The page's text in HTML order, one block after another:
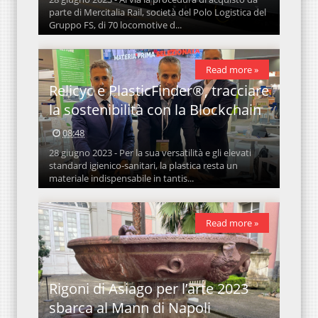
parte di Mercitalia Rail, società del Polo Logistica del
Gruppo FS, di 70 locomotive d...
Relicyc e PlasticFinder®, tracciare
la sostenibilità con la Blockchain
08:48
28 giugno 2023 - Per la sua versatilità e gli elevati
standard igienico-sanitari, la plastica resta un
materiale indispensabile in tantis...
Read more »
Rigoni di Asiago per l’arte 2023
sbarca al Mann di Napoli
Read more »